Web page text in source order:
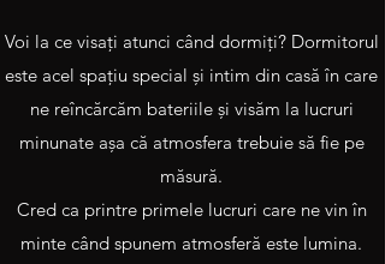
Voi la ce visaţi atunci când dormiţi? Dormitorul
este acel spaţiu special şi intim din casă în care
ne reîncărcăm bateriile şi visăm la lucruri
minunate aşa că atmosfera trebuie să fie pe
măsură.
Cred ca printre primele lucruri care ne vin în
minte când spunem atmosferă este lumina.